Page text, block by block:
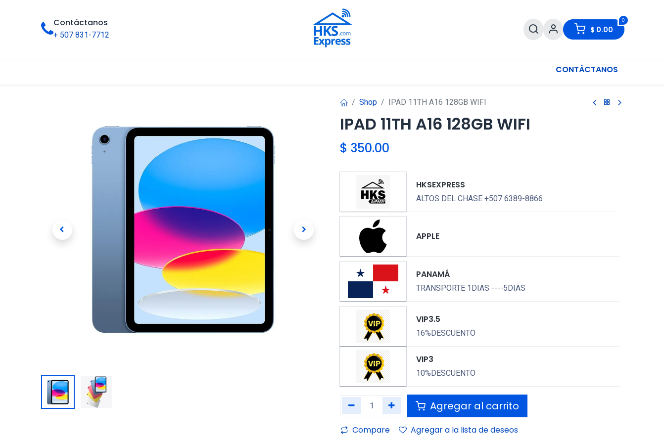
Contáctanos
+ 507 831-7712
0
$ 0.00
CONTÁCTANOS
Shop IPAD 11TH A16 128GB WIFI
IPAD 11TH A16 128GB WIFI
$ 350.00
HKSEXPRESS
ALTOS DEL CHASE +507 6389-8866
APPLE
PANAMÁ
TRANSPORTE 1DIAS ----5DIAS
VIP3.5
16%DESCUENTO
VIP3
10%DESCUENTO
Agregar al carrito
Compare Agregar a la lista de deseos